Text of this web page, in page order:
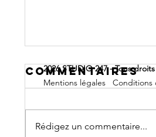
Commentaires
Rédigez un commentaire...
2026 STUDIO 247 - Tous
Mentions légales
Conditions